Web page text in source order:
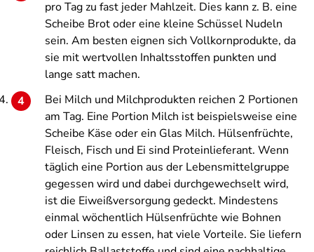
pro Tag zu fast jeder Mahlzeit. Dies kann z. B. eine
Scheibe Brot oder eine kleine Schüssel Nudeln
sein. Am besten eignen sich Vollkornprodukte, da
sie mit wertvollen Inhaltsstoffen punkten und
lange satt machen.
Bei Milch und Milchprodukten reichen 2 Portionen
am Tag. Eine Portion Milch ist beispielsweise eine
Scheibe Käse oder ein Glas Milch. Hülsenfrüchte,
Fleisch, Fisch und Ei sind Proteinlieferant. Wenn
täglich eine Portion aus der Lebensmittelgruppe
gegessen wird und dabei durchgewechselt wird,
ist die Eiweißversorgung gedeckt. Mindestens
einmal wöchentlich Hülsenfrüchte wie Bohnen
oder Linsen zu essen, hat viele Vorteile. Sie liefern